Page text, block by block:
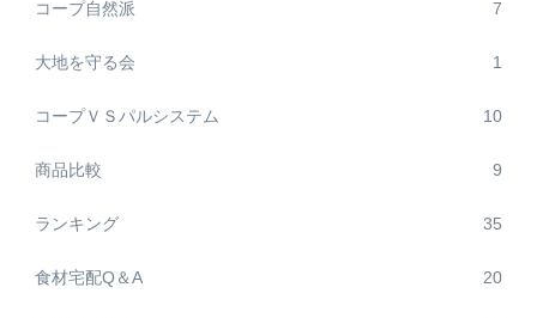
コープ自然派 7
大地を守る会 1
コープＶＳパルシステム 10
商品比較 9
ランキング 35
食材宅配Q＆A 20